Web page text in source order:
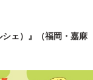
ェ）』（福岡・嘉麻